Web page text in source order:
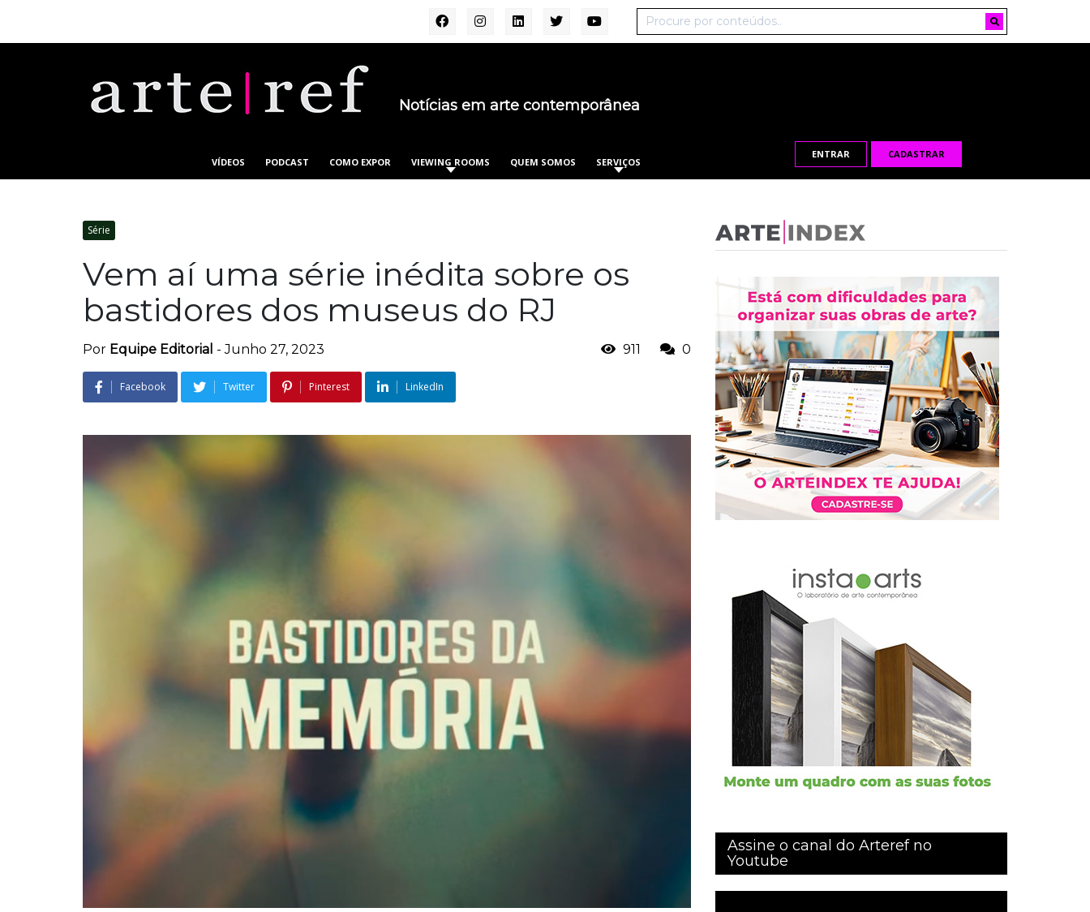
Notícias em arte contemporânea
VÍDEOS PODCAST COMO EXPOR VIEWING ROOMS QUEM SOMOS SERVIÇOS
ENTRAR CADASTRAR
Série
Vem aí uma série inédita sobre os
bastidores dos museus do RJ
Por Equipe Editorial -Junho 27, 2023 911 0
Facebook Twitter Pinterest LinkedIn
Assine o canal do Arteref no
Youtube